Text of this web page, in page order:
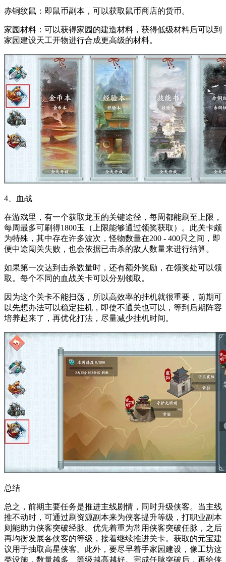
赤铜纹鼠：即鼠币副本，可以获取鼠币商店的货币。
家园材料：可以获得家园的建造材料，获得低级材料后可以到
家园建设天工开物进行合成更高级的材料。
4、血战
在游戏里，有一个获取龙玉的关键途径，每周都能刷至上限，
每周最多可刷得1800玉（上限能够通过领奖获取）。此关卡颇
为特殊，其中存在许多波次，怪物数量在200 - 400只之间，即
便中途闯关失败，也会依据已击杀的敌人数量来进行结算。
如果第一次达到击杀数量时，还有额外奖励，在领奖处可以领
取。每个不同的血战关卡可以分别领取。
因为这个关卡不能扫荡，所以高效率的挂机就很重要，前期可
以先想办法可以稳定挂机，即使不通关也可以，等到后期阵容
培养起来了，再优化打法，尽量减少挂机时间。
总结
总之，前期主要任务是推进主线剧情，同时升级侠客。当主线
推不动时，可通过刷资源副本来为侠客提升等级，打职业副本
则能助力侠客突破经脉。优先着重为常用侠客突破任脉，之后
再均衡发展各侠客的等级，接着继续推进关卡。获取的元宝建
议用于抽取高星侠客。此外，要尽早着手家园建设，像工坊这
类设施，数量越多、等级越高越好。完成任脉突破后，再给侠